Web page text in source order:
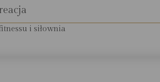
i siłownia